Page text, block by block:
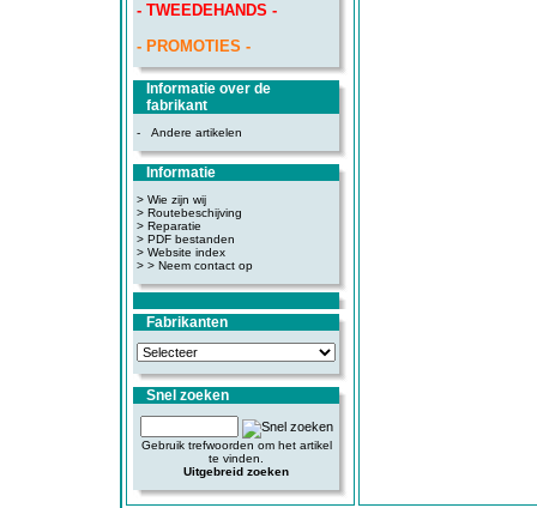
- TWEEDEHANDS -
- PROMOTIES -
Informatie over de
fabrikant
- Andere artikelen
Informatie
> Wie zijn wij
> Routebeschijving
> Reparatie
> PDF bestanden
> Website index
> > Neem contact op
Fabrikanten
Snel zoeken
Gebruik trefwoorden om het artikel
te vinden.
Uitgebreid zoeken